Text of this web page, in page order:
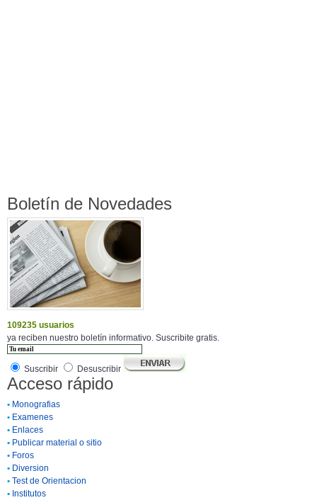
Boletín de Novedades
109235 usuarios
ya reciben nuestro boletín informativo. Suscribite gratis.
Suscribir Desuscribir
Acceso rápido
• Monografias
• Examenes
• Enlaces
• Publicar material o sitio
• Foros
• Diversion
• Test de Orientacion
• Institutos